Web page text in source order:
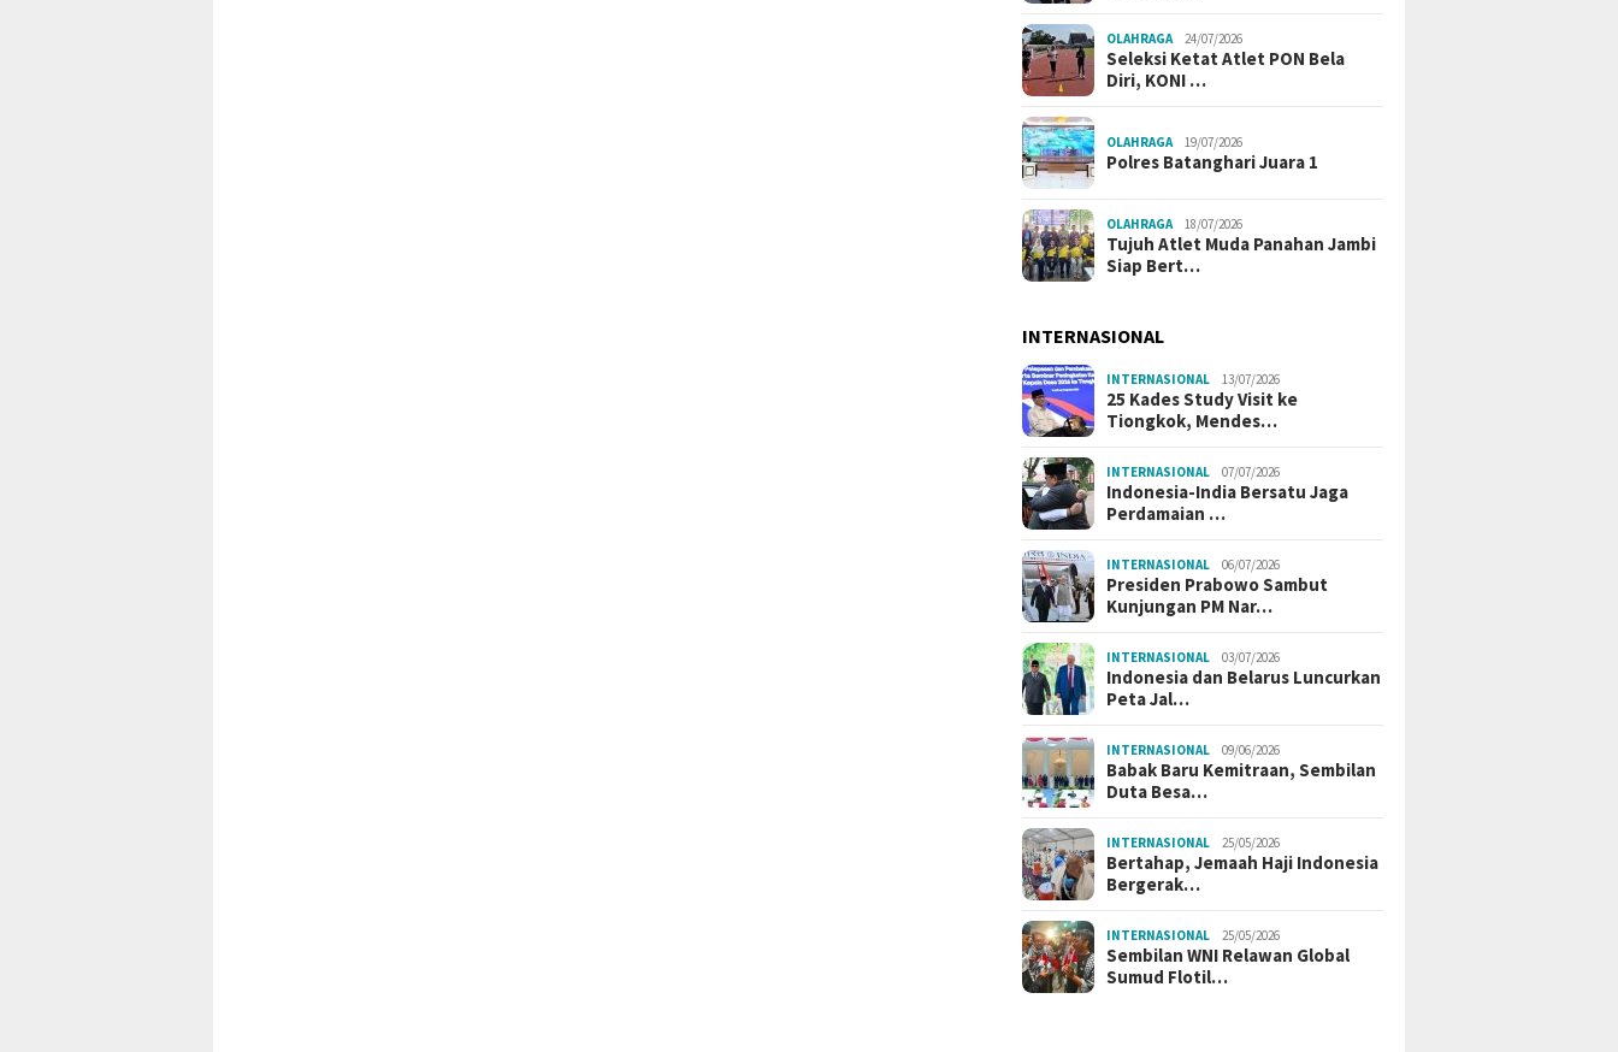
OLAHRAGA 24/07/2026
Seleksi Ketat Atlet PON Bela
Diri, KONI …
OLAHRAGA 19/07/2026
Polres Batanghari Juara 1
OLAHRAGA 18/07/2026
Tujuh Atlet Muda Panahan Jambi
Siap Bert…
INTERNASIONAL
INTERNASIONAL 13/07/2026
25 Kades Study Visit ke
Tiongkok, Mendes…
INTERNASIONAL 07/07/2026
Indonesia-India Bersatu Jaga
Perdamaian …
INTERNASIONAL 06/07/2026
Presiden Prabowo Sambut
Kunjungan PM Nar…
INTERNASIONAL 03/07/2026
Indonesia dan Belarus Luncurkan
Peta Jal…
INTERNASIONAL 09/06/2026
Babak Baru Kemitraan, Sembilan
Duta Besa…
INTERNASIONAL 25/05/2026
Bertahap, Jemaah Haji Indonesia
Bergerak…
INTERNASIONAL 25/05/2026
Sembilan WNI Relawan Global
Sumud Flotil…